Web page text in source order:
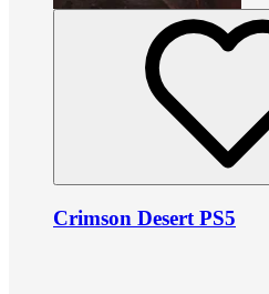
Crimson Desert PS5